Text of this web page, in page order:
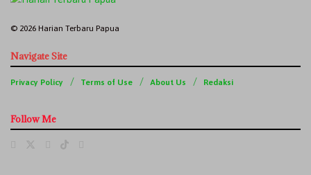
© 2026 Harian Terbaru Papua
Navigate Site
Privacy Policy Terms of Use About Us Redaksi
Follow Me